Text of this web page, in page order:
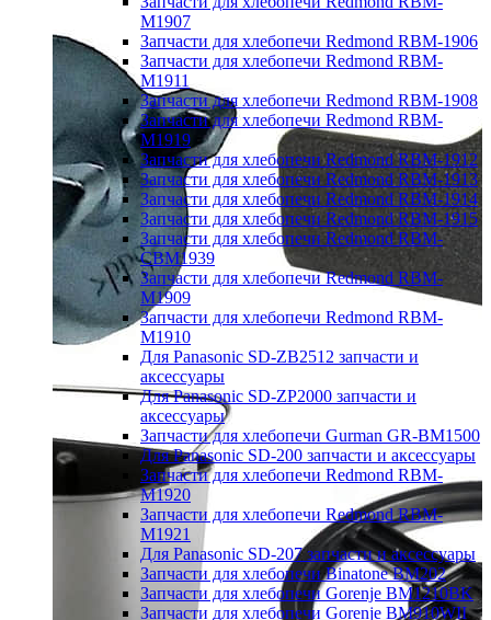
M1907
Запчасти для хлебопечи Redmond RBM-1906
Запчасти для хлебопечи Redmond RBM-
M1911
Запчасти для хлебопечи Redmond RBM-1908
Запчасти для хлебопечи Redmond RBM-
M1919
Запчасти для хлебопечи Redmond RBM-1912
Запчасти для хлебопечи Redmond RBM-1913
Запчасти для хлебопечи Redmond RBM-1914
Запчасти для хлебопечи Redmond RBM-1915
Запчасти для хлебопечи Redmond RBM-
CBM1939
Запчасти для хлебопечи Redmond RBM-
M1909
Запчасти для хлебопечи Redmond RBM-
M1910
Для Panasonic SD-ZB2512 запчасти и
аксессуары
Для Panasonic SD-ZP2000 запчасти и
аксессуары
Запчасти для хлебопечи Gurman GR-BM1500
Для Panasonic SD-200 запчасти и аксессуары
Запчасти для хлебопечи Redmond RBM-
M1920
Запчасти для хлебопечи Redmond RBM-
M1921
Для Panasonic SD-207 запчасти и аксессуары
Запчасти для хлебопечи Binatone BM202
Запчасти для хлебопечи Gorenje BM1210BK
Запчасти для хлебопечи Gorenje BM910WII